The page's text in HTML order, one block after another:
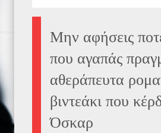
Μην αφήσεις
που αγαπάς
αθεράπευτα
βιντεάκι που
Όσκαρ